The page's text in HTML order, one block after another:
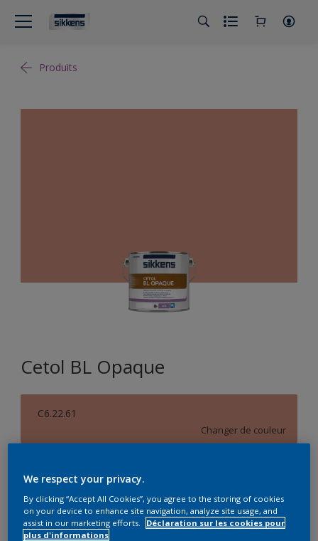
Produits
Cetol BL Opaque
C6.22.61
Changer de couleur
Quantité Calculateur de peinture
We respect your privacy.
By clicking “Accept All Cookies”, you agree to the storing of cookies
on your device to enhance site navigation, analyze site usage, and
assist in our marketing efforts.
Déclaration sur les cookies pour
plus d'informations